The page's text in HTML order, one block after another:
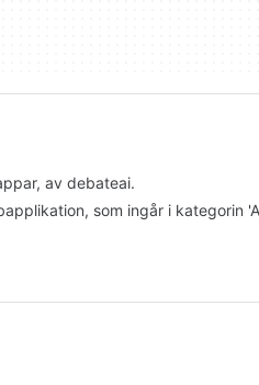
av debateai.
som ingår i kategorin